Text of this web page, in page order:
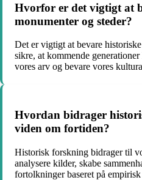
Hvorfor er det vigtigt at
monumenter og steder?
Det er vigtigt at bevare
sikre, at kommende
vores arv og bevare vores
Hvordan bidrager
viden om fortiden?
Historisk forskning bidrager til
analysere kilder, skabe
fortolkninger baseret på